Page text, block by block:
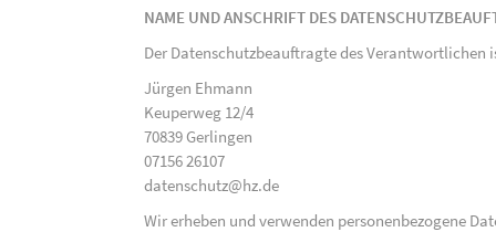
NAME UND ANSCHRIFT DES
Der Datenschutzbeauftragte des Verantwortlichen
Jürgen Ehmann
Keuperweg 12/4
70839 Gerlingen
07156 26107
datenschutz@hz.de
Wir erheben und verwenden personenbezogene